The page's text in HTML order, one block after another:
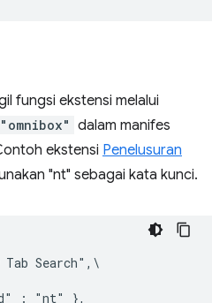
fungsi ekstensi melalui
"omnibox" dalam manifes
ekstensi Penelusuran
"nt" sebagai kata kunci.
Search",\
: "nt" },